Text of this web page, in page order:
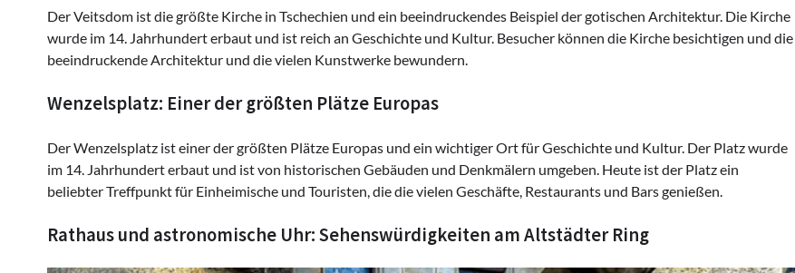
Der Veitsdom ist die größte Kirche in Tschechien und ein beeindruckendes Beispiel der gotischen Architektur. Die Kirche
wurde im 14. Jahrhundert erbaut und ist reich an Geschichte und Kultur. Besucher können die Kirche besichtigen und die
beeindruckende Architektur und die vielen Kunstwerke bewundern.
Wenzelsplatz: Einer der größten Plätze Europas
Der Wenzelsplatz ist einer der größten Plätze Europas und ein wichtiger Ort für Geschichte und Kultur. Der Platz wurde
im 14. Jahrhundert erbaut und ist von historischen Gebäuden und Denkmälern umgeben. Heute ist der Platz ein
beliebter Treffpunkt für Einheimische und Touristen, die die vielen Geschäfte, Restaurants und Bars genießen.
Rathaus und astronomische Uhr: Sehenswürdigkeiten am Altstädter Ring